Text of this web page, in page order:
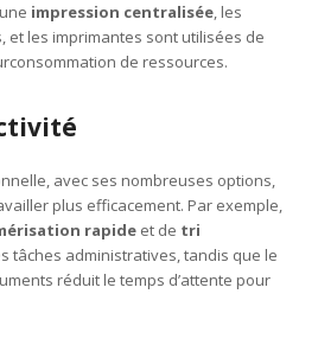
impression centralisée, les
et les imprimantes sont utilisées de
de ressources.
avec ses nombreuses options,
plus efficacement. Par exemple,
rapide et de tri
tâches administratives, tandis que le
réduit le temps d’attente pour